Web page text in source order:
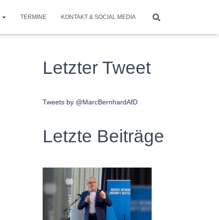
TERMINE KONTAKT & SOCIAL MEDIA
Letzter Tweet
Tweets by @MarcBernhardAfD
Letzte Beiträge